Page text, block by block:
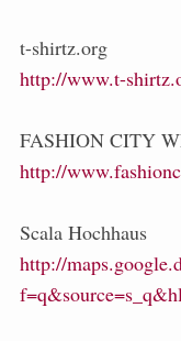
t-shirtz.org
http://www.t-
FASHION CITY
http://
Scala Hochhaus
http://